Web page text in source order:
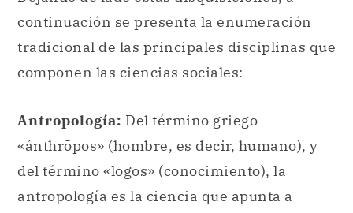
Antropología:Del término griego
«ánthrōpos» (hombre, es decir, humano), y
del término «logos» (conocimiento), la
estudiar al ser humano integralmente. Su
campo de intereses es amplio: incluye todas
las épocas (aunque las remotas son objeto de
estudio de la arqueología), todo tipo de